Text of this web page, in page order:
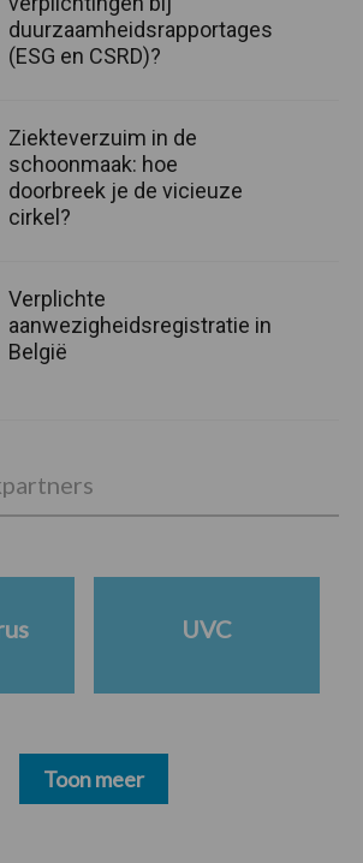
duurzaamheidsrapportages
(ESG en CSRD)?
Ziekteverzuim in de
schoonmaak: hoe
doorbreek je de vicieuze
cirkel?
Verplichte
aanwezigheidsregistratie in
België
UVC
Toon meer